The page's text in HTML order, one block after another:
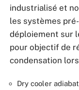
industrialisé et
les systèmes
déploiement sur
pour objectif de
condensation
Dry cooler